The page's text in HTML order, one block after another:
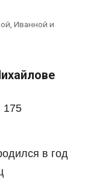
Иванной и
175
в год